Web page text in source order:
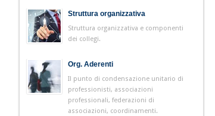
Struttura organizzativa
Struttura organizzativa e componenti
dei collegi.
Org. Aderenti
Il punto di condensazione unitario di
professionisti, associazioni
professionali, federazioni di
associazioni, coordinamenti.